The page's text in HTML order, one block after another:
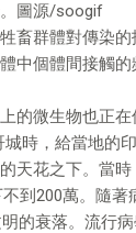
圖源/soogif
畜群體對傳染
中個體間接觸
的微生物也正在
時，給當地的
天花之下。當
到200萬。隨
的衰落。流行